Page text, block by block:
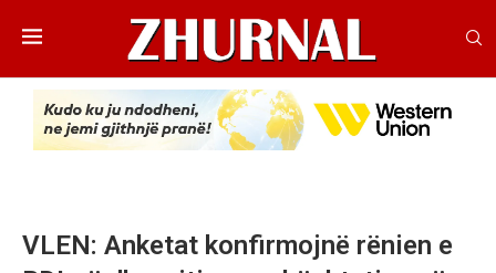
VLEN: Anketat konfirmojnë rënien e